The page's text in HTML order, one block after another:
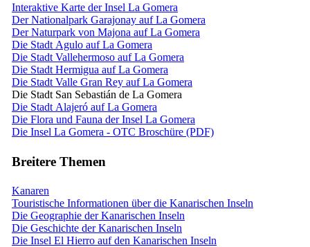
Interaktive Karte der Insel La Gomera
Der Nationalpark Garajonay auf La Gomera
Der Naturpark von Majona auf La Gomera
Die Stadt Agulo auf La Gomera
Die Stadt Vallehermoso auf La Gomera
Die Stadt Hermigua auf La Gomera
Die Stadt Valle Gran Rey auf La Gomera
Die Stadt San Sebastián de La Gomera
Die Stadt Alajeró auf La Gomera
Die Flora und Fauna der Insel La Gomera
Die Insel La Gomera - OTC Broschüre (PDF)
Breitere Themen
Kanaren
Touristische Informationen über die Kanarischen Inseln
Die Geographie der Kanarischen Inseln
Die Geschichte der Kanarischen Inseln
Die Insel El Hierro auf den Kanarischen Inseln